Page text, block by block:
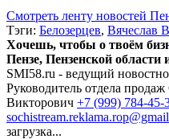
Смотреть ленту новостей
Тэги: Белозерцев, Вячеслав
Хочешь, чтобы о твоём
Пензе, Пензенской области
SMI58.ru - ведущий
Руководитель отдела продаж
Викторович +7 (999) 784-45-
загрузка...